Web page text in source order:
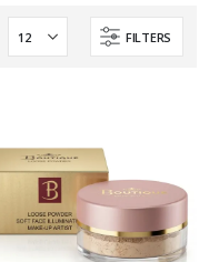
FILTERS